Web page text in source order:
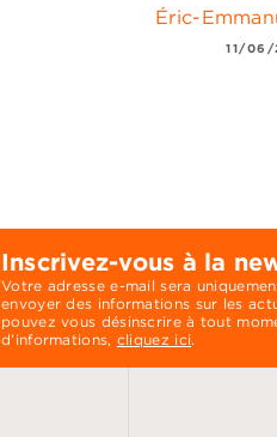
Éric-
11/06/
Inscrivez-vous à la
Votre adresse e-mail sera
envoyer des informations sur les
pouvez vous désinscrire à tout
d’informations, cliquez ici.